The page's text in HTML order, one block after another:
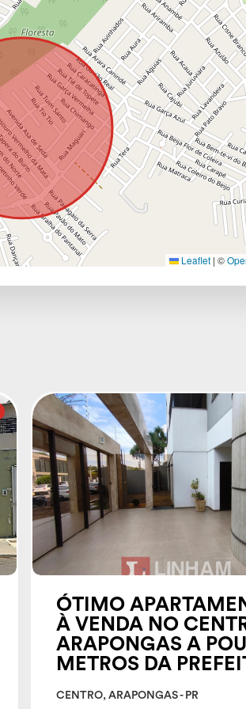
Leaflet | ©
ÓTIMO
À VENDA NO
ARAPONGAS A
METROS DA
CENTRO, ARAPONGAS - PR